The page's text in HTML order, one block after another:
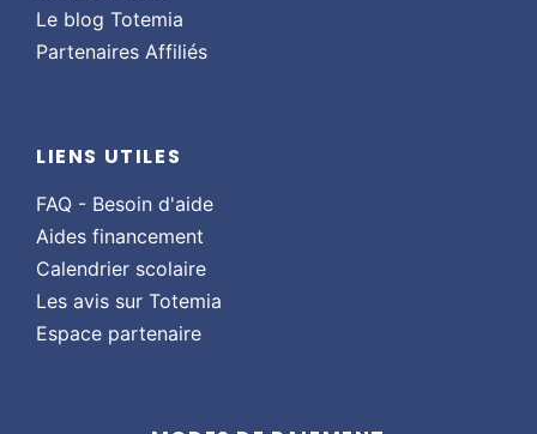
Le blog Totemia
Partenaires Affiliés
LIENS UTILES
FAQ - Besoin d'aide
Aides financement
Calendrier scolaire
Les avis sur Totemia
Espace partenaire